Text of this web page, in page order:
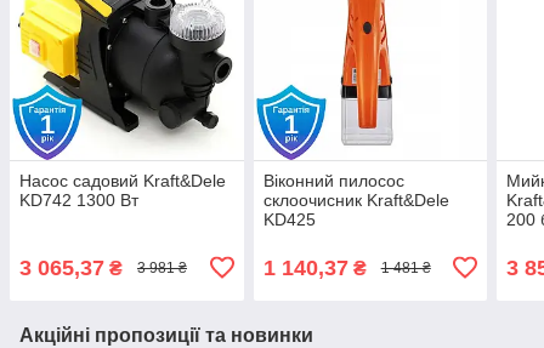
Насос садовий Kraft&Dele
KD742 1300 Вт
3 065,37 ₴ 3 981 ₴
Віконний пилосос
склоочисник Kraft&Dele
KD425
1 140,37₴ 1 481 ₴
200
3
Акційні пропозиції та новинки